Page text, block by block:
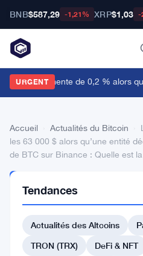
BNB$587,29 -1,21% XRP$1,03 -
URGENT
dollar augmente de 0,2 % alors
Accueil Actualités du Bitcoin
les 63 000 $ alors qu’une entité
de BTC sur Binance : Quelle est
DU BITCOIN
prix
Tendances
Actualités des Altcoins
TRON (TRX)
DeFi & NFT